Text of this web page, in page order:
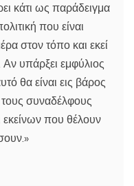
κάτι ως παράδειγμα
που είναι
στον τόπο και εκεί
υπάρξει εμφύλιος
θα είναι εις βάρος
συναδέλφους
εκείνων που θέλουν